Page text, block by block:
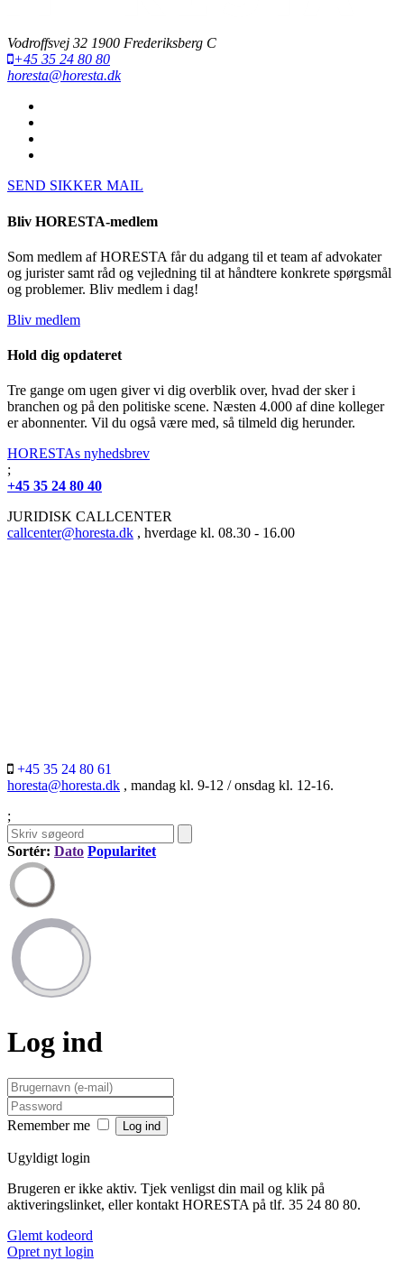
Vodroffsvej 32 1900 Frederiksberg C
+45 35 24 80 80
horesta@horesta.dk
SEND SIKKER MAIL
Bliv HORESTA-medlem
Som medlem af HORESTA får du adgang til et team af advokater
og jurister samt råd og vejledning til at håndtere konkrete spørgsmål
og problemer. Bliv medlem i dag!
Bliv medlem
Hold dig opdateret
Tre gange om ugen giver vi dig overblik over, hvad der sker i
branchen og på den politiske scene. Næsten 4.000 af dine kolleger
er abonnenter. Vil du også være med, så tilmeld dig herunder.
HORESTAs nyhedsbrev
;
+45 35 24 80 40
JURIDISK CALLCENTER
callcenter@horesta.dk , hverdage kl. 08.30 - 16.00
+45 35 24 80 61
horesta@horesta.dk , mandag kl. 9-12 / onsdag kl. 12-16.
;
Sortér: Dato Popularitet
Log ind
Remember me
Ugyldigt login
Brugeren er ikke aktiv. Tjek venligst din mail og klik på
aktiveringslinket, eller kontakt HORESTA på tlf. 35 24 80 80.
Glemt kodeord
Opret nyt login